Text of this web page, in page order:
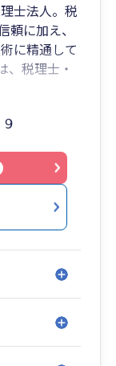
士法人。税
に加え、
に精通して
、税理士・
し、連携し
がちな
れるのだろ
ん。 お忙し
所を渡り歩
心して総合
私達はサー
不安が多く
開業当初か
させて頂き